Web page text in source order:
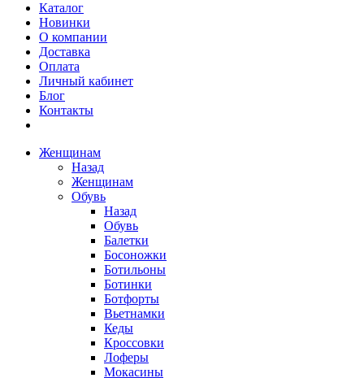
Каталог
Новинки
О компании
Доставка
Оплата
Личный кабинет
Блог
Контакты
Женщинам
Назад
Женщинам
Обувь
Назад
Обувь
Балетки
Босоножки
Ботильоны
Ботинки
Ботфорты
Вьетнамки
Кеды
Кроссовки
Лоферы
Мокасины